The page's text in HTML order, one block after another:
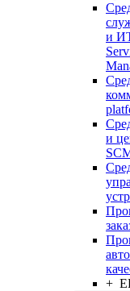
и
и
+